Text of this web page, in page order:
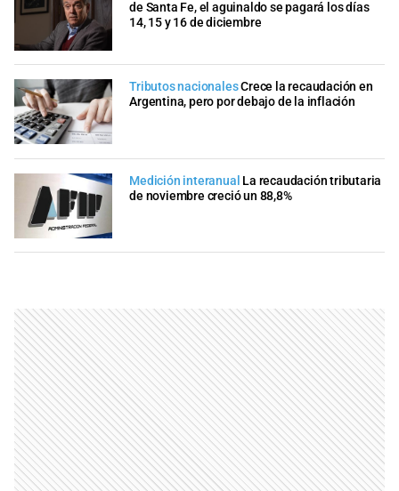
de Santa Fe, el aguinaldo se pagará los días
14, 15 y 16 de diciembre
Tributos nacionalesCrece la recaudación en
Argentina, pero por debajo de la inflación
Medición interanual La recaudación tributaria
de noviembre creció un 88,8%